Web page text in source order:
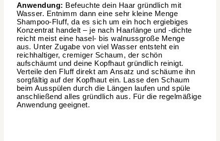
Anwendung: Befeuchte dein Haar gründlich mit
Wasser. Entnimm dann eine sehr kleine Menge
Shampoo-Fluff, da es sich um ein hoch ergiebiges
Konzentrat handelt – je nach Haarlänge und -dichte
reicht meist eine hasel- bis walnussgroße Menge
aus. Unter Zugabe von viel Wasser entsteht ein
reichhaltiger, cremiger Schaum, der schön
aufschäumt und deine Kopfhaut gründlich reinigt.
Verteile den Fluff direkt am Ansatz und schäume ihn
sorgfältig auf der Kopfhaut ein. Lasse den Schaum
beim Ausspülen durch die Längen laufen und spüle
anschließend alles gründlich aus. Für die regelmäßige
Anwendung geeignet.